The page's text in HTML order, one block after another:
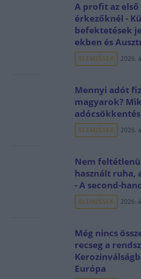
A profit az első
érkezőknél -
befektetések
ekben és
ELEMZÉSEK 2026.
Mennyi adót
magyarok?
ELEMZÉSEK 2026.
Nem
használt ruha,
- A second-
ELEMZÉSEK 2026.
Még nincs
recseg a
Európa